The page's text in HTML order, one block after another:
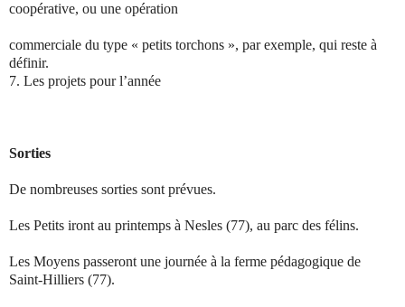
coopérative, ou une opération
commerciale du type « petits torchons », par exemple, qui reste à
définir.
7. Les projets pour l’année
Sorties
De nombreuses sorties sont prévues.
Les Petits iront au printemps à Nesles (77), au parc des félins.
Les Moyens passeront une journée à la ferme pédagogique de
Saint-Hilliers (77).